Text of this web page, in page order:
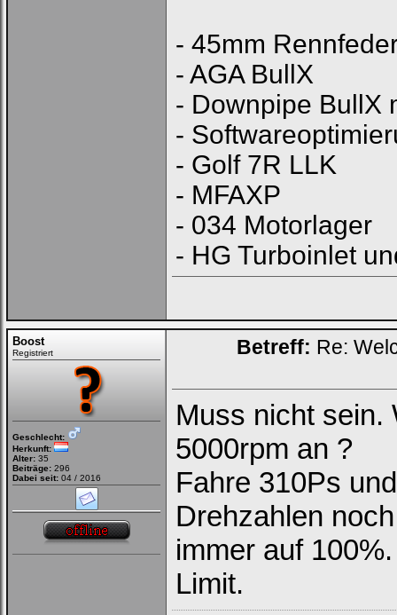
- 45mm
- AGA BullX
- Downpipe BullX
-
- Golf 7R LLK
- MFAXP
- 034 Motorlager
- HG Turboinlet
Boost
Registriert
Geschlecht:
Herkunft:
Alter: 35
Beiträge: 296
Dabei seit: 04 / 2016
Betreff: Re:
Muss nicht sein.
5000rpm an ?
Fahre 310Ps
Drehzahlen
immer auf
Limit.